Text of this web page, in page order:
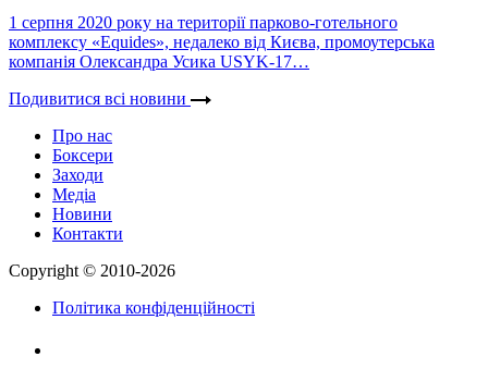
1 серпня 2020 року на території парково-готельного
комплексу «Equides», недалеко від Києва, промоутерська
компанія Олександра Усика USYK-17…
Подивитися всі новини
Про нас
Боксери
Заходи
Медіа
Новини
Контакти
Copyright © 2010-2026
Політика конфіденційності